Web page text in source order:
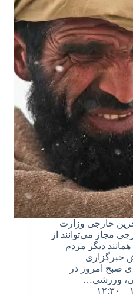
خارجی وزارت
مجاز می‌توانند از
دیگر مردم
خبرگزاری
صبح امروز در
ورزشی…